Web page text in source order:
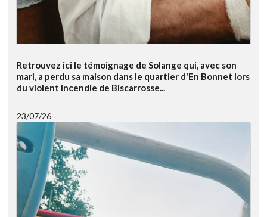
Retrouvez ici le témoignage de Solange qui, avec son
mari, a perdu sa maison dans le quartier d'En Bonnet lors
du violent incendie de Biscarrosse...
23/07/26